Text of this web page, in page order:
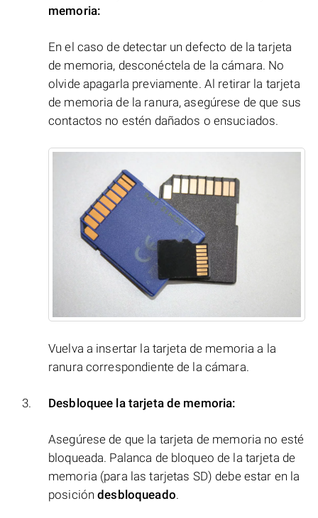
memoria:
En el caso de detectar un defecto de la tarjeta
de memoria, desconéctela de la cámara. No
olvide apagarla previamente. Al retirar la tarjeta
de memoria de la ranura, asegúrese de que sus
contactos no estén dañados o ensuciados.
Vuelva a insertar la tarjeta de memoria a la
ranura correspondiente de la cámara.
Desbloquee la tarjeta de memoria:
Asegúrese de que la tarjeta de memoria no esté
bloqueada. Palanca de bloqueo de la tarjeta de
memoria (para las tarjetas SD) debe estar en la
posicióndesbloqueado.